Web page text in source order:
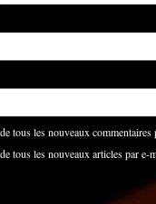
tous les nouveaux commentaires
tous les nouveaux articles par e-